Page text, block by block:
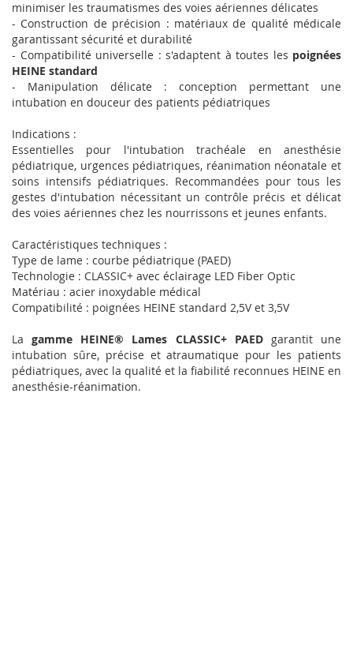
minimiser les traumatismes des voies aériennes délicates
- Construction de précision : matériaux de qualité médicale
garantissant sécurité et durabilité
- Compatibilité universelle : s'adaptent à toutes les poignées
HEINE standard
- Manipulation délicate : conception permettant une
intubation en douceur des patients pédiatriques
Indications :
Essentielles pour l'intubation trachéale en anesthésie
pédiatrique, urgences pédiatriques, réanimation néonatale et
soins intensifs pédiatriques. Recommandées pour tous les
gestes d'intubation nécessitant un contrôle précis et délicat
des voies aériennes chez les nourrissons et jeunes enfants.
Caractéristiques techniques :
Type de lame : courbe pédiatrique (PAED)
Technologie : CLASSIC+ avec éclairage LED Fiber Optic
Matériau : acier inoxydable médical
Compatibilité : poignées HEINE standard 2,5V et 3,5V
Lagamme HEINE® Lames CLASSIC+ PAEDgarantit une
intubation sûre, précise et atraumatique pour les patients
pédiatriques, avec la qualité et la fiabilité reconnues HEINE en
anesthésie-réanimation.